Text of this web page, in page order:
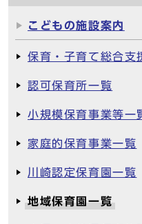
こどもの施設案内
保育・子育て総合支
認可保育所一覧
小規模保育事業等一
家庭的保育事業一覧
川崎認定保育園一覧
地域保育園一覧